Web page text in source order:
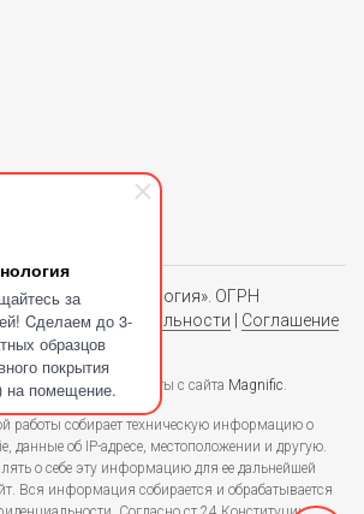
за
Cделаем до 3-
образцов
покрытия
на помещение.
компаний «Стенология». ОГРН
конфиденциальности
Соглашение
данных
в блоге взяты с сайта Magnific.
работы собирает техническую информацию о
данные об IP-адресе, местоположении и другую.
о себе эту информацию для ее дальнейшей
Вся информация собирается и обрабатывается